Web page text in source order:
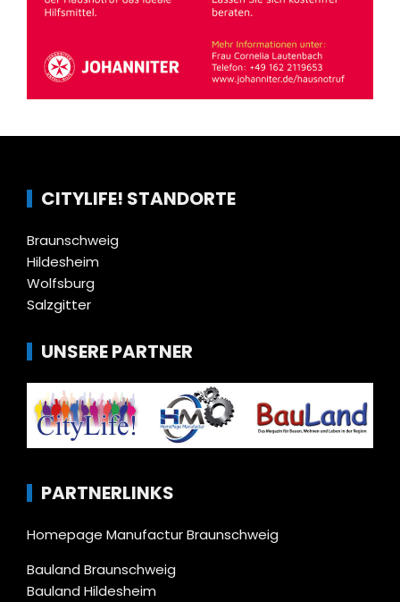
CITYLIFE! STANDORTE
Braunschweig
Hildesheim
Wolfsburg
Salzgitter
UNSERE PARTNER
PARTNERLINKS
Homepage Manufactur Braunschweig
Bauland Braunschweig
Bauland Hildesheim